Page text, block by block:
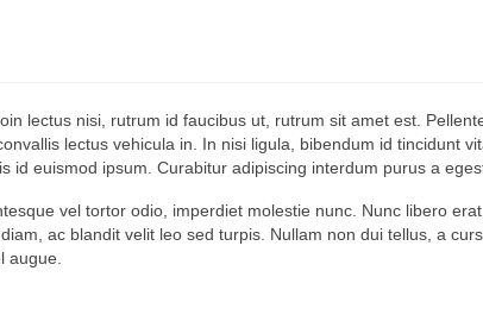
lectus nisi, rutrum id faucibus ut, rutrum sit amet est.
lectus vehicula in. In nisi ligula, bibendum id tincidunt
euismod ipsum. Curabitur adipiscing interdum purus a
vel tortor odio, imperdiet molestie nunc. Nunc libero
ac blandit velit leo sed turpis. Nullam non dui tellus, a
augue.